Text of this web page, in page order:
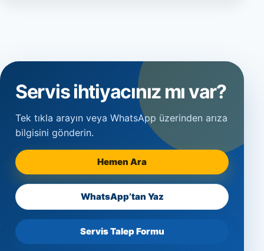
Servis ihtiyacınız mı var?
Tek tıkla arayın veya WhatsApp üzerinden arıza
bilgisini gönderin.
Hemen Ara
WhatsApp’tan Yaz
Servis Talep Formu